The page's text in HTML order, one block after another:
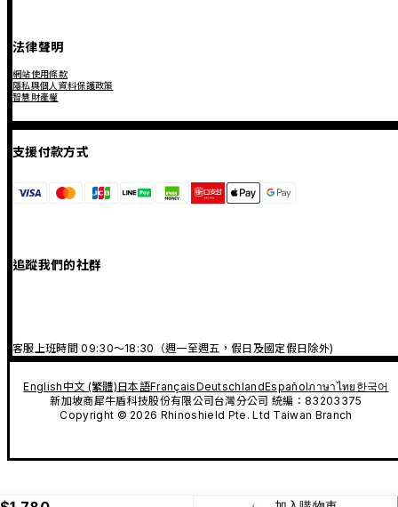
法律聲明
網站使用條款
隱私與個人資料保護政策
智慧財產權
支援付款方式
追蹤我們的社群
客服上班時間 09:30～18:30（週一至週五，假日及國定假日除外)
English中文 (繁體)日本語FrançaisDeutschlandEspañolภาษาไทย 한국어
新加坡商犀牛盾科技股份有限公司台灣分公司 統編：83203375
Copyright © 2026 Rhinoshield Pte. Ltd Taiwan Branch